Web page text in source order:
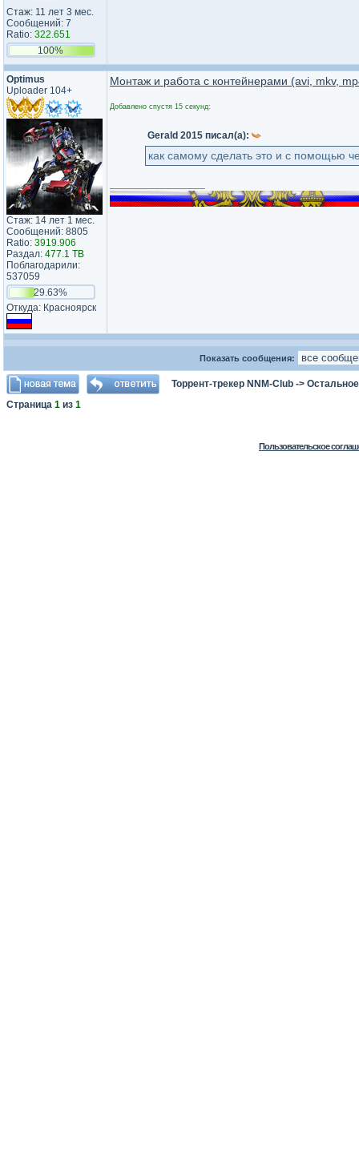
Стаж: 11 лет 3 мес.
Сообщений: 7
Ratio: 322.651
100%
Optimus
Uploader 104+
Стаж: 14 лет 1 мес.
Сообщений: 8805
Ratio: 3919.906
Раздал: 477.1 TB
Поблагодарили:
537059
29.63%
Откуда: Красноярск
Монтаж и работа с контейнерами (avi, mkv,
Добавлено спустя 15 секунд:
Gerald 2015 писал(а):
как самому сделать это и с помощью
Показать сообщения:
Торрент-трекер NNM-Club -> Остальное
Страница 1 из 1
Пользовательское